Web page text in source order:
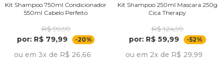
Kit Shampoo 750ml Condicionador
550ml Cabelo Perfeito
R$ 99,99
por: R$ 79,99
-20%
ou em 3x de R$ 26,66
Kit Shampoo 250ml Mascara 250g
Cica Therapy
R$ 124,99
por: R$ 59,99
-52%
ou em 2x de R$ 29,99